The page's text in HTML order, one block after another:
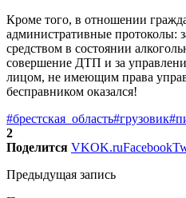
Кроме того, в отношении
административные протоколы:
средством в состоянии
совершение ДТП и за
лицом, не имеющим права
бесправником оказался!
#брестская_область#грузовик
2
Поделится VKOK.ruFacebook
Предыдущая запись